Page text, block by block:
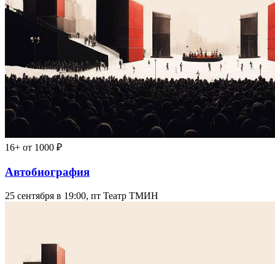
16+ от 1000 ₽
Автобиография
25 сентября в 19:00, пт Театр ТМИН